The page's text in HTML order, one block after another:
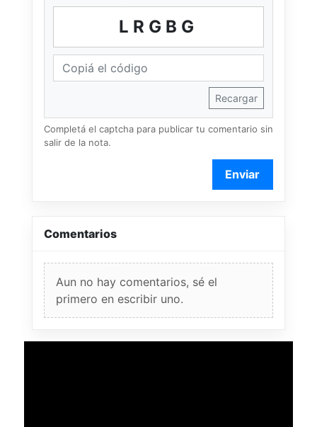
LRGBG
Recargar
Completá el captcha para publicar tu comentario sin
salir de la nota.
Enviar
Comentarios
Aun no hay comentarios, sé el
primero en escribir uno.